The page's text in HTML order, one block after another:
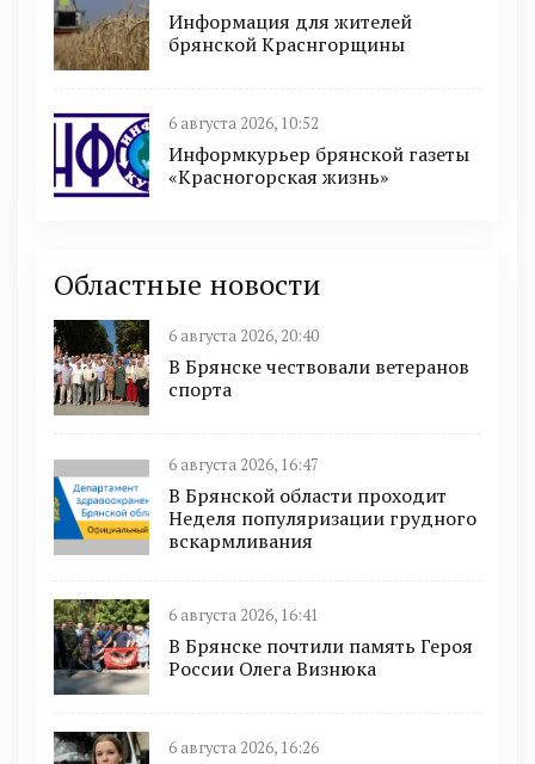
Информация для жителей
брянской Краснгорщины
6 августа 2026, 10:52
Информкурьер брянской газеты
«Красногорская жизнь»
Областные новости
6 августа 2026, 20:40
В Брянске чествовали ветеранов
спорта
6 августа 2026, 16:47
В Брянской области проходит
Неделя популяризации грудного
вскармливания
6 августа 2026, 16:41
В Брянске почтили память Героя
России Олега Визнюка
6 августа 2026, 16:26